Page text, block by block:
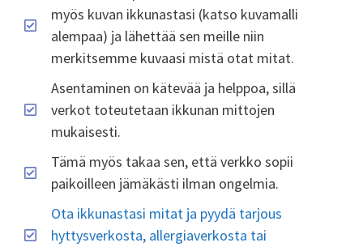
myös kuvan ikkunastasi (katso kuvamalli
alempaa) ja lähettää sen meille niin
merkitsemme kuvaasi mistä otat mitat.
Asentaminen on kätevää ja helppoa, sillä
verkot toteutetaan ikkunan mittojen
mukaisesti.
Tämä myös takaa sen, että verkko sopii
paikoilleen jämäkästi ilman ongelmia.
Ota ikkunastasi mitat ja pyydä tarjous
hyttysverkosta, allergiaverkosta tai